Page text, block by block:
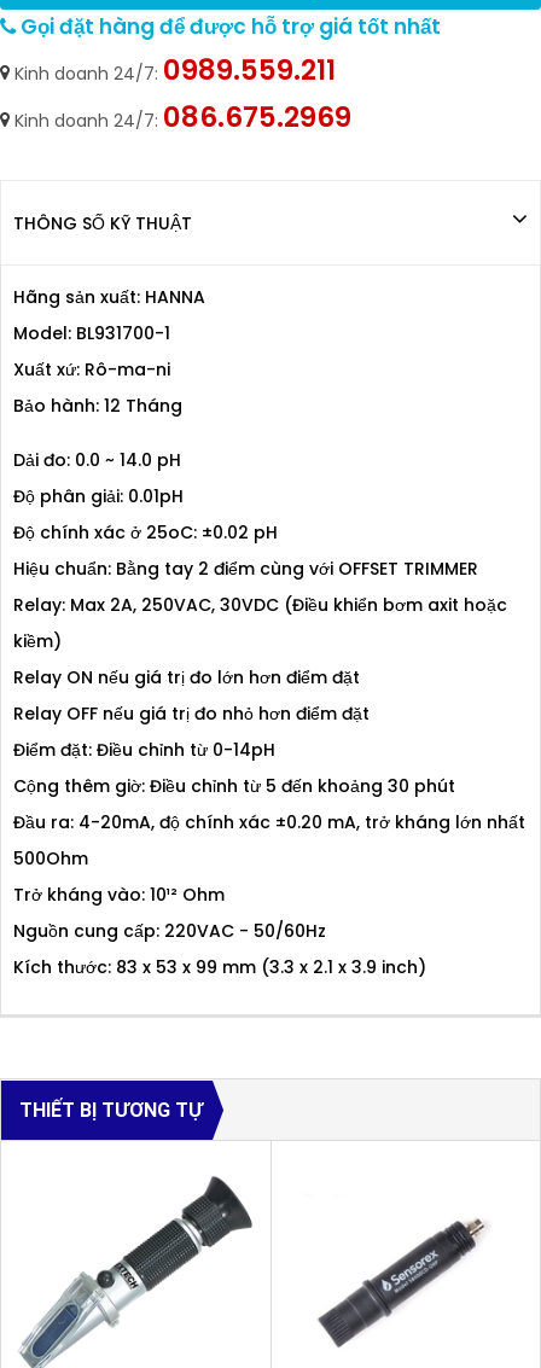
Gọi đặt hàng để được hỗ trợ giá tốt nhất
Kinh doanh 24/7: 0989.559.211
Kinh doanh 24/7: 086.675.2969
THÔNG SỐ KỸ THUẬT
Hãng sản xuất: HANNA
Model: BL931700-1
Xuất xứ: Rô-ma-ni
Bảo hành: 12 Tháng
Dải đo: 0.0 ~ 14.0 pH
Độ phân giải: 0.01pH
Độ chính xác ở 25oC: ±0.02 pH
Hiệu chuẩn: Bằng tay 2 điểm cùng với OFFSET TRIMMER
Relay: Max 2A, 250VAC, 30VDC (Điều khiển bơm axit hoặc
kiềm)
Relay ON nếu giá trị đo lớn hơn điểm đặt
Relay OFF nếu giá trị đo nhỏ hơn điểm đặt
Điểm đặt: Điều chỉnh từ 0-14pH
Cộng thêm giờ: Điều chỉnh từ 5 đến khoảng 30 phút
Đầu ra: 4-20mA, độ chính xác ±0.20 mA, trở kháng lớn nhất
500Ohm
Trở kháng vào: 10¹² Ohm
Nguồn cung cấp: 220VAC - 50/60Hz
Kích thước: 83 x 53 x 99 mm (3.3 x 2.1 x 3.9 inch)
THIẾT BỊ TƯƠNG TỰ